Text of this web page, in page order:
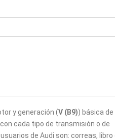
y generación (V (B9)) básica de
con cada tipo de transmisión o de
de Audi son: correas, libro